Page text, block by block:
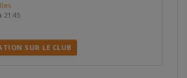
21:45
SUR LE CLUB